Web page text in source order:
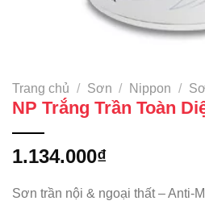
Trang chủ / Sơn / Nippon /
NP Trắng Trần Toàn
1.134.000₫
Sơn trần nội & ngoại thất – Anti-